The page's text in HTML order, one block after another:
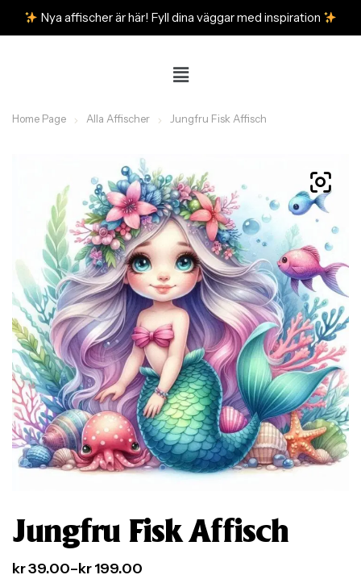
Nya affischer är här! Fyll dina väggar med inspiration
Home Page Alla Affischer Jungfru Fisk Affisch
Jungfru Fisk Affisch
kr39.00–kr199.00